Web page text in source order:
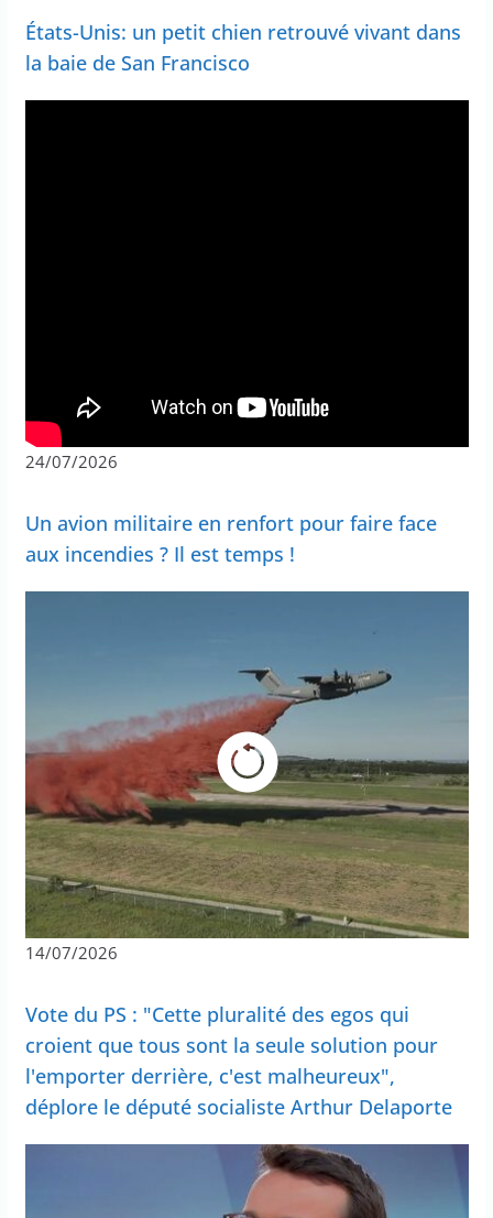
États-Unis: un petit chien retrouvé vivant dans
la baie de San Francisco
24/07/2026
Un avion militaire en renfort pour faire face
aux incendies ? Il est temps !
14/07/2026
Vote du PS : "Cette pluralité des egos qui
croient que tous sont la seule solution pour
l'emporter derrière, c'est malheureux",
déplore le député socialiste Arthur Delaporte